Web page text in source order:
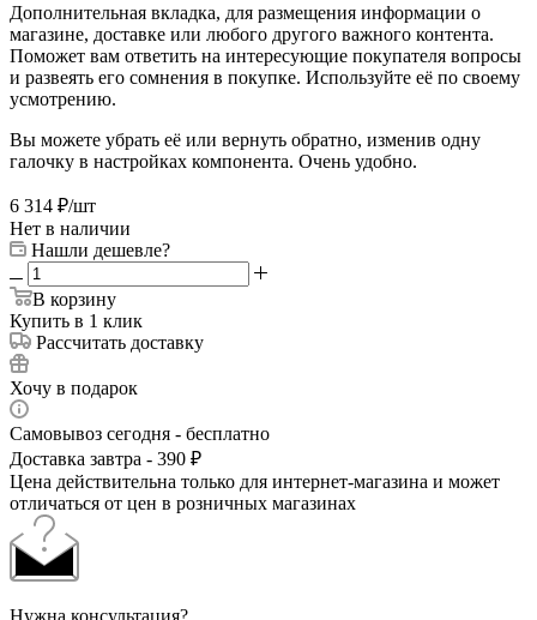
Дополнительная вкладка, для размещения информации о
магазине, доставке или любого другого важного контента.
Поможет вам ответить на интересующие покупателя вопросы
и развеять его сомнения в покупке. Используйте её по своему
усмотрению.
Вы можете убрать её или вернуть обратно, изменив одну
галочку в настройках компонента. Очень удобно.
6 314 ₽/шт
Нет в наличии
Нашли дешевле?
В корзину
Купить в 1 клик
Рассчитать доставку
Хочу в подарок
Самовывоз сегодня - бесплатно
Доставка завтра - 390 ₽
Цена действительна только для интернет-магазина и может
отличаться от цен в розничных магазинах
Нужна консультация?